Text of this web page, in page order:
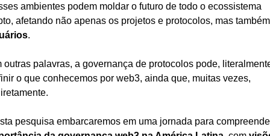
ambientes podem moldar o futuro de todo o ecossistema
.
outras palavras, a governança de protocolos pode,
o que conhecemos por web3, ainda que, muitas vezes,